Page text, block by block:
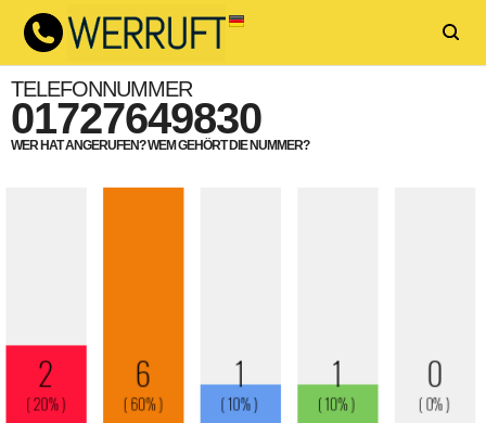
TELEFONNUMMER
01727649830
WER HAT ANGERUFEN? WEM GEHÖRT DIE NUMMER?